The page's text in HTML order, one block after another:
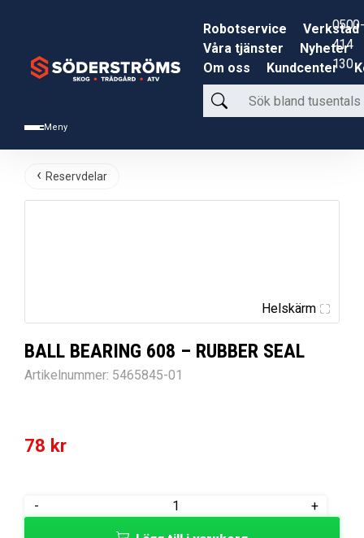
Meny
Robotservice
Verkstad
Våra tjänster
Nyheter
Om oss
Kundcenter
Sök
bland
produkter
0500-
414
130
Reservdelar
Helskärm
BALL BEARING 608 – RUBBER SEAL
Artikelnummer: 5465845-01
78 kr
-
BALL
+